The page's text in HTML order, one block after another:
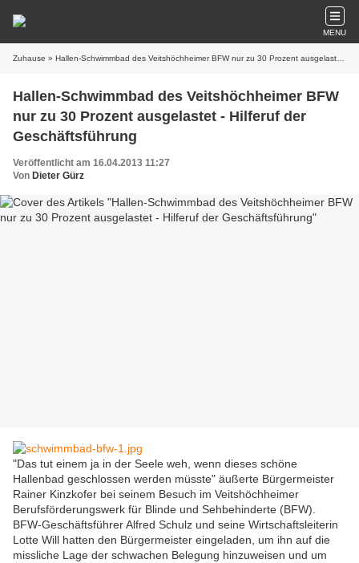
MENU
Zuhause » Hallen-Schwimmbad des Veitshöchheimer BFW nur zu 30 Prozent ausgelastet - Hilferuf der Geschäftsführung
Hallen-Schwimmbad des Veitshöchheimer BFW
nur zu 30 Prozent ausgelastet - Hilferuf der
Geschäftsführung
Veröffentlicht am 16.04.2013 11:27
Von Dieter Gürz
"Das tut einem ja in der Seele weh, wenn dieses schöne
Hallenbad geschlossen werden müsste" äußerte Bürgermeister
Rainer Kinzkofer bei seinem Besuch im Veitshöchheimer
Berufsförderungswerk für Blinde und Sehbehinderte (BFW).
BFW-Geschäftsführer Alfred Schulz und seine Wirtschaftsleiterin
Lotte Will hatten den Bürgermeister eingeladen, um ihn auf die
missliche Lage der schwachen Belegung hinzuweisen und um